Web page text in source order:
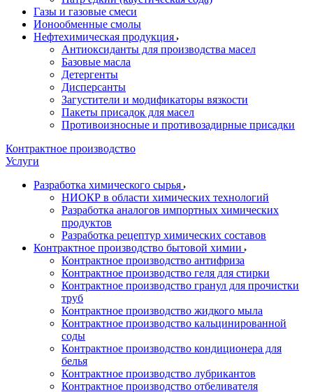
Газы и газовые смеси
Ионообменные смолы
Нефтехимическая продукция
Антиоксиданты для производства масел
Базовые масла
Детергенты
Дисперсанты
Загустители и модификаторы вязкости
Пакеты присадок для масел
Противоизносные и противозадирные присадки
Контрактное производство
Услуги
Разработка химического сырья
НИОКР в области химических технологий
Разработка аналогов импортных химических
продуктов
Разработка рецептур химических составов
Контрактное производство бытовой химии
Контрактное производство антифриза
Контрактное производство геля для стирки
Контрактное производство гранул для прочистки
труб
Контрактное производство жидкого мыла
Контрактное производство кальцинированной
соды
Контрактное производство кондиционера для
белья
Контрактное производство лубрикантов
Контрактное производство отбеливателя